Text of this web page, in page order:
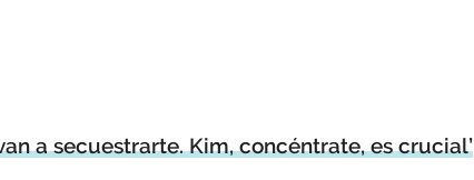
a secuestrarte. Kim, concéntrate, es crucial’